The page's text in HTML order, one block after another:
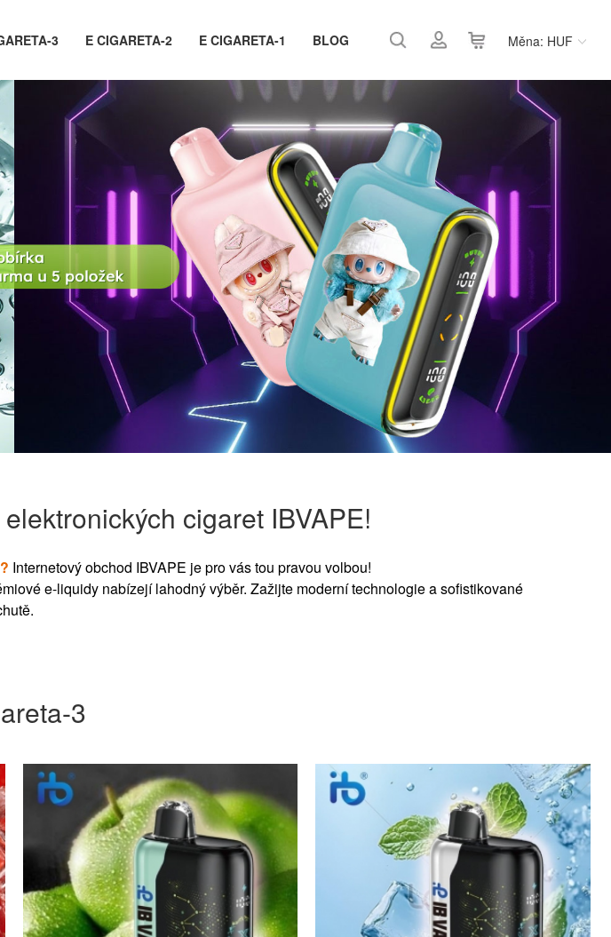
Měna: HUF
3 E CIGARETA-2 E CIGARETA-1 BLOG
cigaret IBVAPE!
Internetový obchod IBVAPE je pro vás tou pravou volbou!
e-liquidy nabízejí lahodný výběr. Zažijte moderní technologie a sofistikované
3